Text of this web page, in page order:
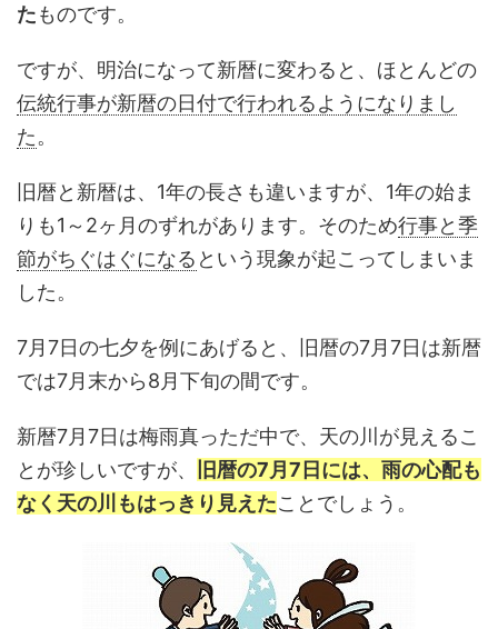
たものです。
ですが、明治になって新暦に変わると、ほとんどの
伝統行事が新暦の日付で行われるようになりまし
た。
旧暦と新暦は、1年の長さも違いますが、1年の始ま
りも1～2ヶ月のずれがあります。そのため行事と季
節がちぐはぐになる という現象が起こってしまいま
した。
7月7日の七夕を例にあげると、旧暦の7月7日は新暦
では7月末から8月下旬の間です。
新暦7月7日は梅雨真っただ中で、天の川が見えるこ
とが珍しいですが、
旧暦の7月7日には、雨の心配も
なく天の川もはっきり見えたことでしょう。